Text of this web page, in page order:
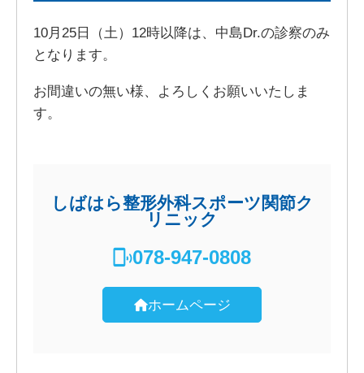
10月25日（土）12時以降は、中島Dr.の診察のみ
となります。
お間違いの無い様、よろしくお願いいたしま
す。
しばはら整形外科スポーツ関節ク
リニック
078-947-0808
ホームページ